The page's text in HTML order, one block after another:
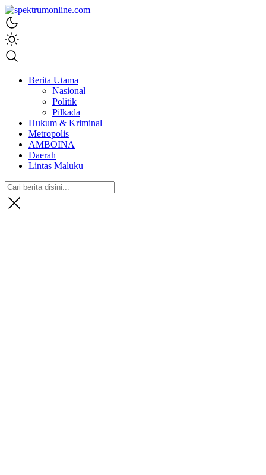
spektrumonline.com
Berita Utama
Nasional
Politik
Pilkada
Hukum & Kriminal
Metropolis
AMBOINA
Daerah
Lintas Maluku